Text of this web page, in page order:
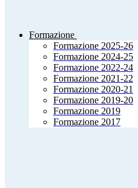
Formazione
Formazione 2025-26
Formazione 2024-25
Formazione 2022-24
Formazione 2021-22
Formazione 2020-21
Formazione 2019-20
Formazione 2019
Formazione 2017